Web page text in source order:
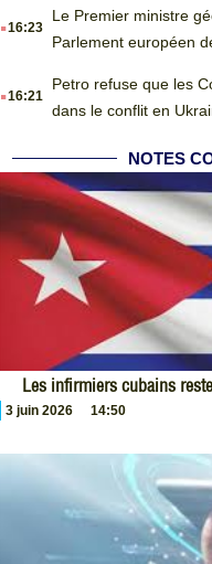
.16:23
Le Premier ministre
Parlement européen
.16:21
Petro refuse que les
dans le conflit en
NOTES
Les infirmiers cubains
3 juin 2026 14:50